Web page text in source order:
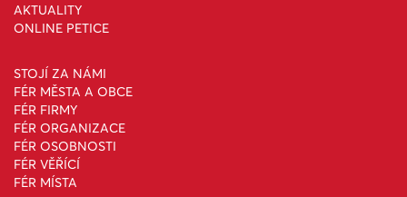
AKTUALITY
ONLINE PETICE
STOJÍ ZA NÁMI
FÉR MĚSTA A OBCE
FÉR FIRMY
FÉR ORGANIZACE
FÉR OSOBNOSTI
FÉR VĚŘÍCÍ
FÉR MÍSTA